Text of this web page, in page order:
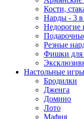
Кости,
Нарды - 3 в
Недорогие
Резные
Фишки для
Настольные игры
Бродилки
Дженга
Домино
Лото
Мафия